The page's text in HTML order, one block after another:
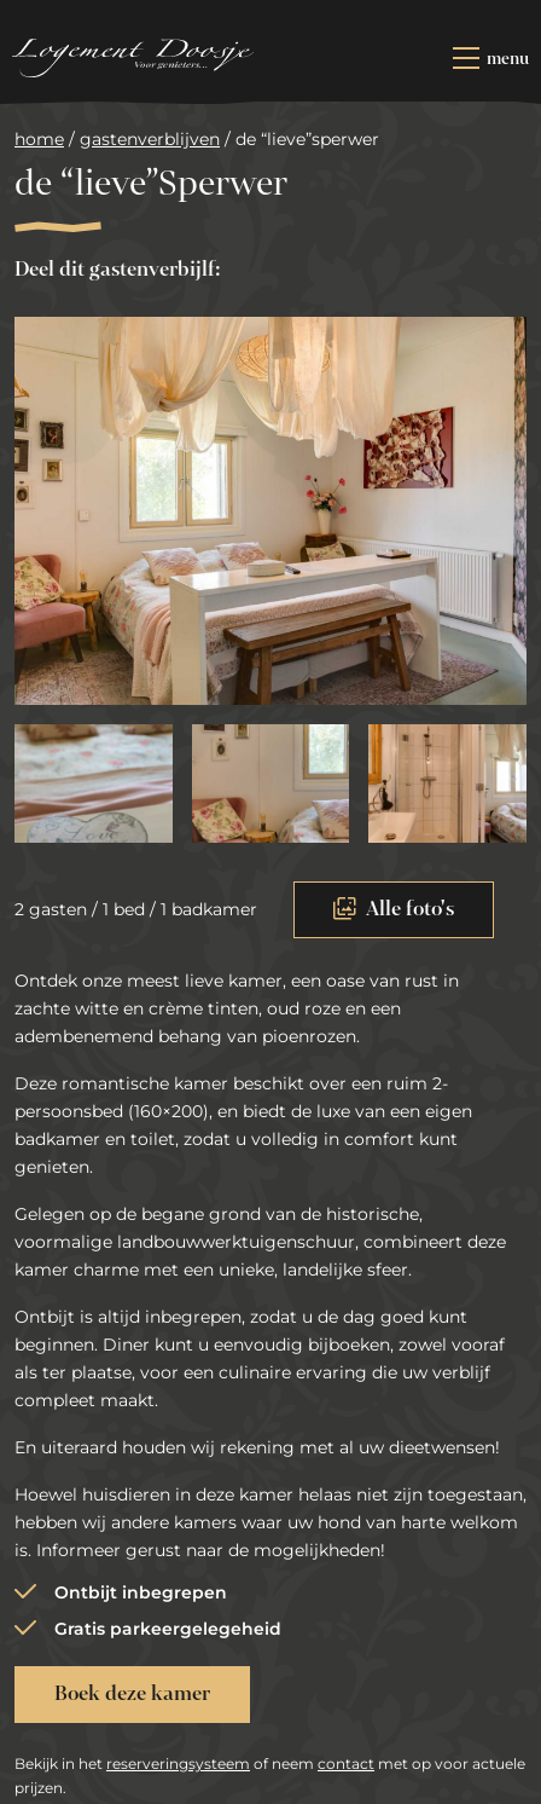
hoofdinhoud
menu
RESTAURANT
ARRANGEMENTEN
ZAKELIJK
KADOOSJE
CONTACT
home / gastenverblijven / de “lieve”sperwer
de “lieve”Sperwer
Deel dit gastenverbijlf:
2 gasten / 1 bed / 1 badkamer Alle foto's
Ontdek onze meest lieve kamer, een oase van rust in
zachte witte en crème tinten, oud roze en een
adembenemend behang van pioenrozen.
Deze romantische kamer beschikt over een ruim 2-
persoonsbed (160×200), en biedt de luxe van een eigen
badkamer en toilet, zodat u volledig in comfort kunt
genieten.
Gelegen op de begane grond van de historische,
voormalige landbouwwerktuigenschuur, combineert deze
kamer charme met een unieke, landelijke sfeer.
Ontbijt is altijd inbegrepen, zodat u de dag goed kunt
beginnen. Diner kunt u eenvoudig bijboeken, zowel vooraf
als ter plaatse, voor een culinaire ervaring die uw verblijf
compleet maakt.
En uiteraard houden wij rekening met al uw dieetwensen!
Hoewel huisdieren in deze kamer helaas niet zijn toegestaan,
hebben wij andere kamers waar uw hond van harte welkom
is. Informeer gerust naar de mogelijkheden!
Ontbijt inbegrepen
Gratis parkeergelegeheid
Boek deze kamer
Bekijk in het reserveringsysteem of neem contact met op voor actuele
prijzen.